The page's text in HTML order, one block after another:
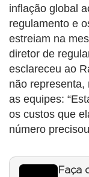
inflação global
regulamento e
estreiam na
diretor de
esclareceu ao
não representa,
as equipes:
os custos que
número
Faça